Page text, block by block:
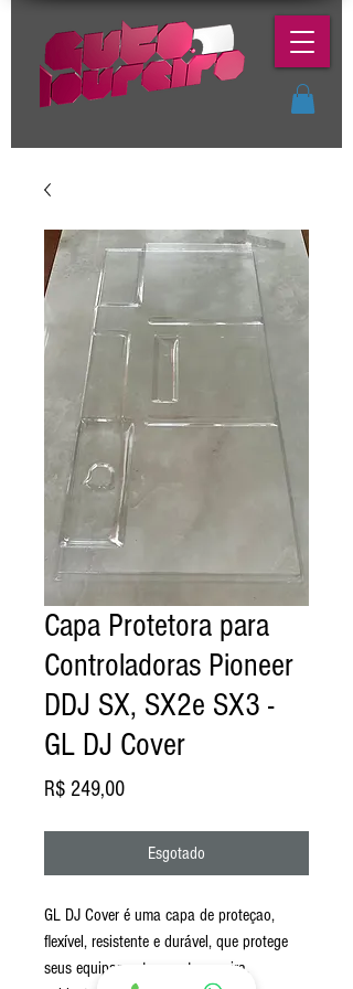
Capa Protetora para
Controladoras Pioneer
DDJ SX, SX2e SX3 -
GL DJ Cover
R$ 249,00Preço
Esgotado
GL DJ Cover é uma capa de proteçao,
flexível, resistente e durável, que protege
seus equipamentos contra poeira,